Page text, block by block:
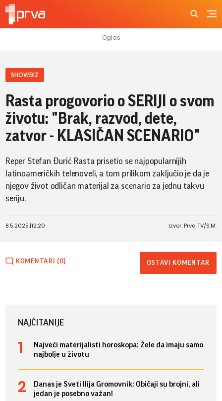
SHOWBIZ
Rasta progovorio o SERIJI o svom
životu: "Brak, razvod, dete,
zatvor - KLASIČAN SCENARIO"
Reper Stefan Đurić Rasta prisetio se najpopularnijih
latinoameričkih telenoveli, a tom prilikom zaključio je da je
njegov život odličan materijal za scenario za jednu takvu
seriju.
8.5.2025.|12:20 Izvor: Prva TV/S.M.
KOMENTARI (0) OSTAVI KOMENTAR
NAJČITANIJE
Najveći materijalisti horoskopa: Žele da imaju samo
najbolje u životu
Danas je Sveti Ilija Gromovnik: Običaji su brojni, ali
jedan je posebno važan!